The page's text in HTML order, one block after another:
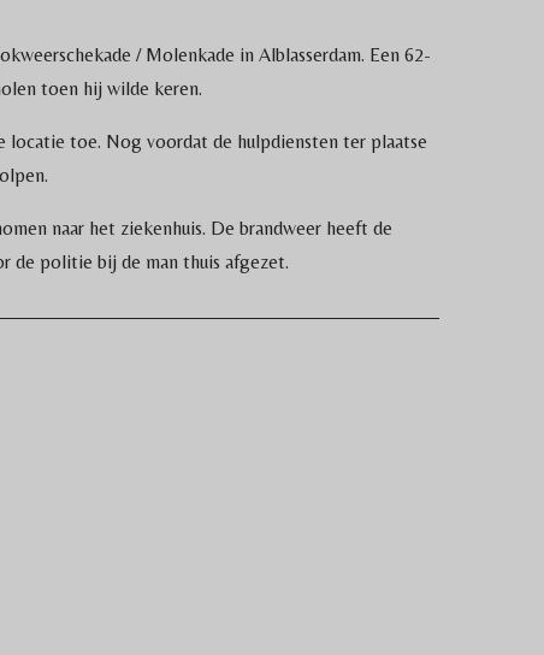
/ Molenkade in Alblasserdam. Een 62-
toen hij wilde keren.
locatie toe. Nog voordat de hulpdiensten ter plaatse
naar het ziekenhuis. De brandweer heeft de
de politie bij de man thuis afgezet.